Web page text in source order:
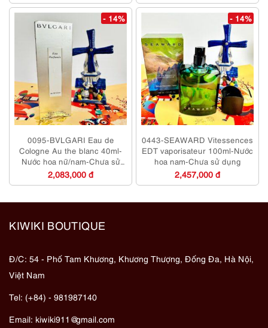
- 14%
0095-BVLGARI Eau de
Cologne Au the blanc 40ml-
Nước hoa nữ/nam-Chưa sử
dụng
2,083,000 đ
- 14%
0443-SEAWARD Vitessences
EDT vaporisateur 100ml-Nước
hoa nam-Chưa sử dụng
2,457,000 đ
KIWIKI BOUTIQUE
Đ/C: 54 - Phố Tam Khương, Khương Thượng, Đống Đa, Hà Nội,
Việt Nam
Tel: (+84) - 981987140
Email: kiwiki911@gmail.com